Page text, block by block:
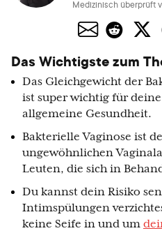
Medizinisch überprüft
Das Wichtigste zum
Das Gleichgewicht der
ist super wichtig für
allgemeine Gesundheit.
Bakterielle Vaginose ist
ungewöhnlichen
Leuten, die sich in
Du kannst dein Risiko
Intimspülungen
keine Seife in und um